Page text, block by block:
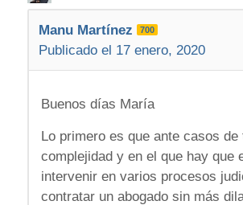
Manu Martínez 700
Publicado el 17 enero, 2020
Buenos días María
Lo primero es que ante casos de
complejidad y en el que hay que
intervenir en varios procesos
contratar un abogado sin más